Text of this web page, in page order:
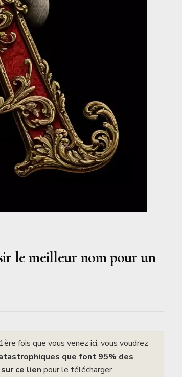
le meilleur nom pour un
fois que vous venez ici, vous voudrez
que font 95% des
ce lien pour le télécharger